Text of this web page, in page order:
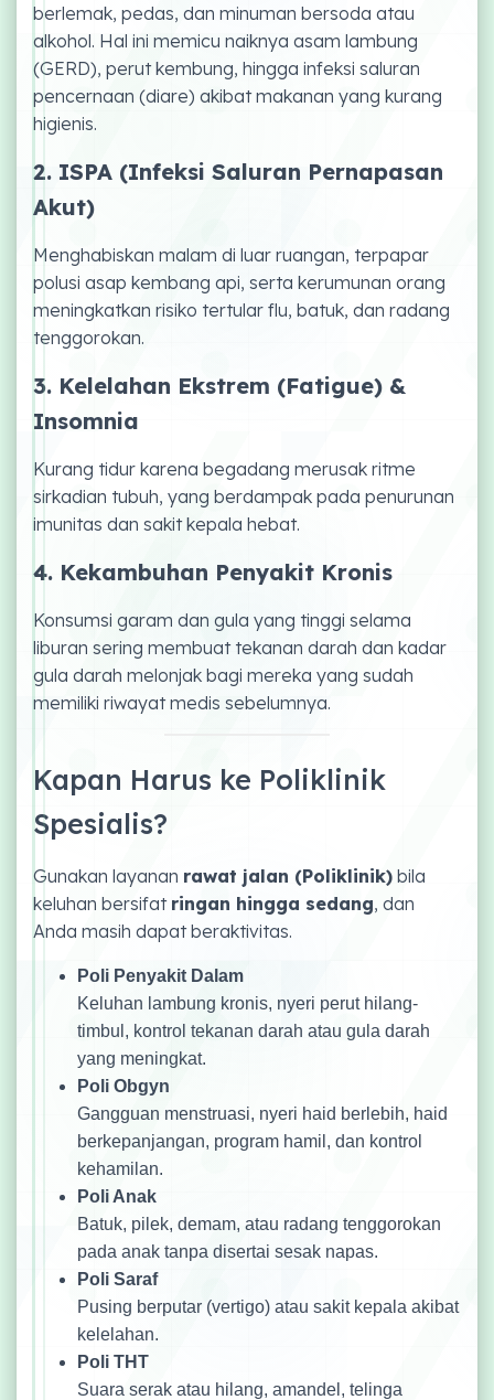
berlemak, pedas, dan minuman bersoda atau
alkohol. Hal ini memicu naiknya asam lambung
(GERD), perut kembung, hingga infeksi saluran
pencernaan (diare) akibat makanan yang kurang
higienis.
2. ISPA (Infeksi Saluran Pernapasan
Akut)
Menghabiskan malam di luar ruangan, terpapar
polusi asap kembang api, serta kerumunan orang
meningkatkan risiko tertular flu, batuk, dan radang
tenggorokan.
3. Kelelahan Ekstrem (Fatigue) &
Insomnia
Kurang tidur karena begadang merusak ritme
sirkadian tubuh, yang berdampak pada penurunan
imunitas dan sakit kepala hebat.
4. Kekambuhan Penyakit Kronis
Konsumsi garam dan gula yang tinggi selama
liburan sering membuat tekanan darah dan kadar
gula darah melonjak bagi mereka yang sudah
memiliki riwayat medis sebelumnya.
Kapan Harus ke Poliklinik
Spesialis?
Gunakan layanan rawat jalan (Poliklinik) bila
keluhan bersifat ringan hingga sedang, dan
Anda masih dapat beraktivitas.
Poli Penyakit Dalam
Keluhan lambung kronis, nyeri perut hilang-
timbul, kontrol tekanan darah atau gula darah
yang meningkat.
Poli Obgyn
Gangguan menstruasi, nyeri haid berlebih, haid
berkepanjangan, program hamil, dan kontrol
kehamilan.
Poli Anak
Batuk, pilek, demam, atau radang tenggorokan
pada anak tanpa disertai sesak napas.
Poli Saraf
Pusing berputar (vertigo) atau sakit kepala akibat
kelelahan.
Poli THT
Suara serak atau hilang, amandel, telinga